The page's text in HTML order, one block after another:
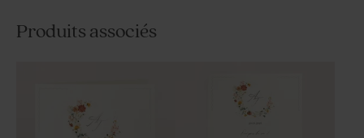
Produits associés